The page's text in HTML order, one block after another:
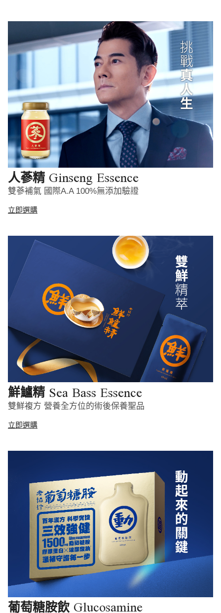
人蔘精 Ginseng Essence
雙蔘補氣 國際A.A 100%無添加驗證
立即選購
鮮鱸精 Sea Bass Essence
雙鮮複方 營養全方位的術後保養聖品
立即選購
葡萄糖胺飲